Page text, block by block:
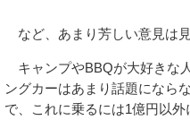
など、あまり芳しい意見は見
キャンプやBBQが大好きな
ングカーはあまり話題になら
で、これに乗るには1億円以